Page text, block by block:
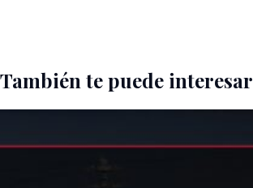
También te puede interesar